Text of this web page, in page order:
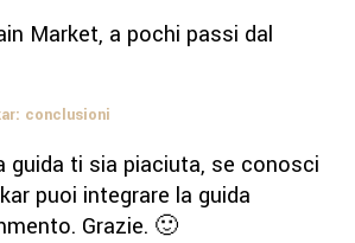
Market, a pochi passi dal
conclusioni
guida ti sia piaciuta, se conosci
puoi integrare la guida
Grazie. 🙂